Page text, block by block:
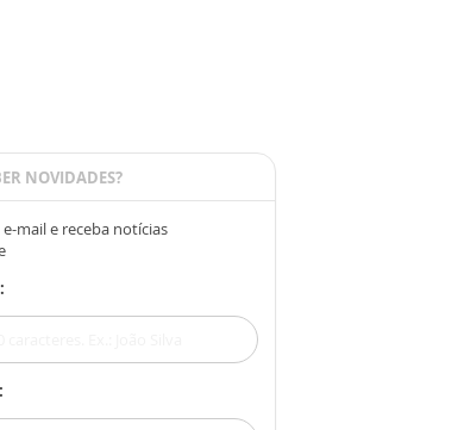
NOVIDADES?
mail e receba notícias